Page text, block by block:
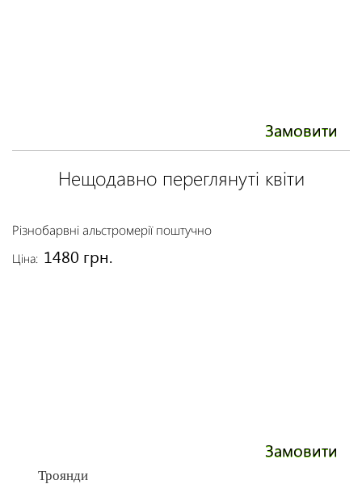
Замовити
Нещодавно переглянуті квіти
Різнобарвні альстромерії поштучно
Ціна: 1480 грн.
Замовити
Троянди